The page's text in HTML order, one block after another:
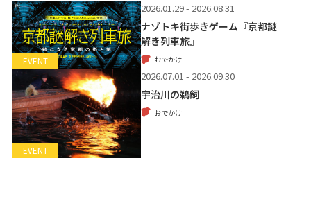
EVENT
2026.01.29 - 2026.08.31
ナゾトキ街歩きゲーム『京都謎
解き列車旅』
おでかけ
EVENT
2026.07.01 - 2026.09.30
宇治川の鵜飼
おでかけ